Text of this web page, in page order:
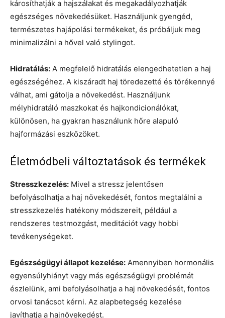
károsíthatják a hajszálakat és megakadályozhatják
egészséges növekedésüket. Használjunk gyengéd,
természetes hajápolási termékeket, és próbáljuk meg
minimalizálni a hővel való stylingot.
Hidratálás: A megfelelő hidratálás elengedhetetlen a haj
egészségéhez. A kiszáradt haj töredezetté és törékennyé
válhat, ami gátolja a növekedést. Használjunk
mélyhidratáló maszkokat és hajkondicionálókat,
különösen, ha gyakran használunk hőre alapuló
hajformázási eszközöket.
Életmódbeli változtatások és termékek
Stresszkezelés: Mivel a stressz jelentősen
befolyásolhatja a haj növekedését, fontos megtalálni a
stresszkezelés hatékony módszereit, például a
rendszeres testmozgást, meditációt vagy hobbi
tevékenységeket.
Egészségügyi állapot kezelése: Amennyiben hormonális
egyensúlyhiányt vagy más egészségügyi problémát
észlelünk, ami befolyásolhatja a haj növekedését, fontos
orvosi tanácsot kérni. Az alapbetegség kezelése
javíthatja a hajnövekedést.